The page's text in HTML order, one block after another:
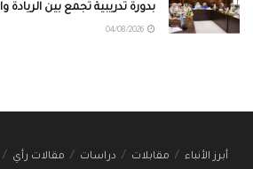
بدورة تدريبية تجمع بين الريادة
أبرز الأنباء مقابلات دراسات مقالات رأي